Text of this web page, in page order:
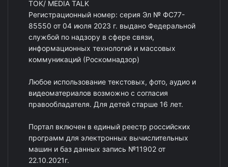
ТОК/ MEDIA TALK
Регистрационный номер: серия Эл № ФС77-
85550 от 04 июля 2023 г. выдано Федеральной
службой по надзору в сфере связи,
информационных технологий и массовых
коммуникаций (Роскомнадзор)
Любое использование текстовых, фото, аудио и
видеоматериалов возможно с согласия
правообладателя. Для детей старше 16 лет.
Портал включен в единый реестр российских
программ для электронных вычислительных
машин и баз данных запись №11902 от
22.10.2021г.